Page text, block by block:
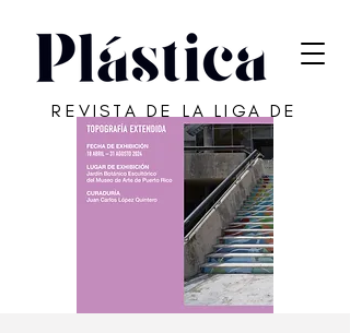
REVISTA DE LA LIGA DE
ARTE DE SAN JUAN